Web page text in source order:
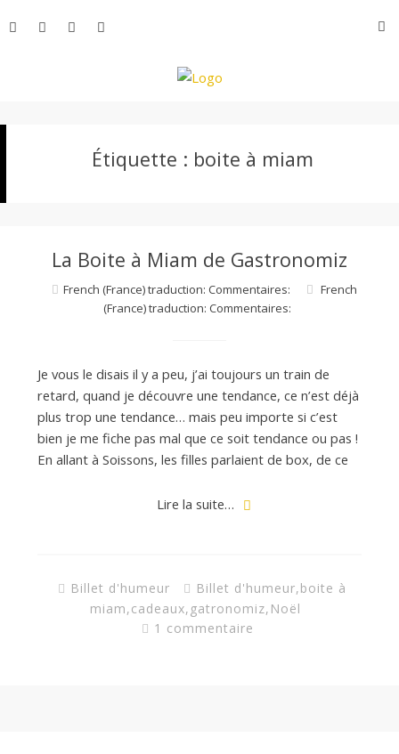
au
Étiquette : boite à miam
La Boite à Miam de Gastronomiz
French (France) traduction: Commentaires:
French
(France) traduction: Commentaires:
Je vous le disais il y a peu, j’ai toujours un train de
retard, quand je découvre une tendance, ce n’est déjà
plus trop une tendance… mais peu importe si c’est
bien je me fiche pas mal que ce soit tendance ou pas !
En allant à Soissons, les filles parlaient de box, de ce
Lire la suite…
Billet d'humeur Billet d'humeur,boite à
miam,cadeaux, gatronomiz, Noël
1 commentaire